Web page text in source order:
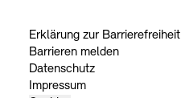
Erklärung zur Barrierefreiheit
Barrieren melden
Datenschutz
Impressum